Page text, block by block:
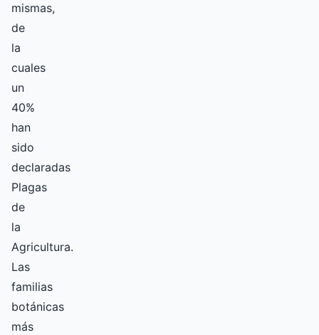
mismas,
de
la
cuales
un
40%
han
sido
declaradas
Plagas
de
la
Agricultura.
Las
familias
botánicas
más